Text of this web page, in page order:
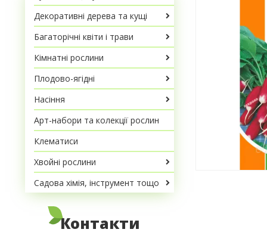
Декоративні дерева та кущі
Багаторічні квіти і трави
Кімнатні рослини
Плодово-ягідні
Насіння
Арт-набори та колекції рослин
Клематиси
Хвойні рослини
Садова хімія, інструмент тощо
Контакти